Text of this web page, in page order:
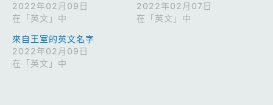
2022年02月09日
在「英文」中
2022年02月07日
在「英文」中
來自王室的英文名字
2022年02月09日
在「英文」中